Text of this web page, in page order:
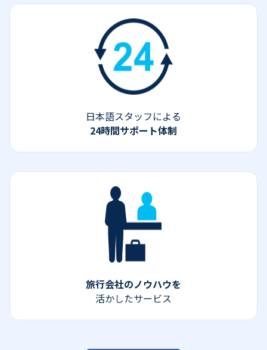
日本語スタッフによる
24時間サポート体制
旅行会社のノウハウを
活かしたサービス